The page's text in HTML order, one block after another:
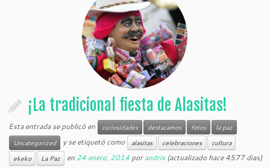
¡La tradicional fiesta de Alasitas!
Esta entrada se publicó en curiosidades destacamos fotos
la paz
Uncategorized
y se etiquetó como alasitas celebraciones
cultura
ekeko
La Paz en 24 enero, 2014 porandrix(actualizado hace 4577 dias)